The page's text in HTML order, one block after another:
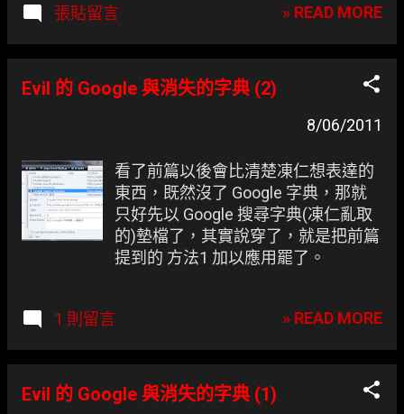
網路環境， 若找到支援 IPv6 的套件
setup。
張貼留言 » READ MORE
Evil 的 Google 與消失的字典 (2)
8/06/2011
看了前篇以後會比清楚凍仁想表達的
東西，既然沒了 Google 字典，那就
只好先以 Google 搜尋字典(凍仁亂取
的)墊檔了，其實說穿了，就是把前篇
提到的 方法1 加以應用罷了。
1 則留言 » READ MORE
Evil 的 Google 與消失的字典 (1)